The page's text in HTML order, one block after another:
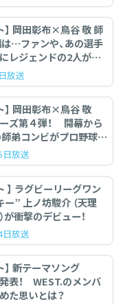
】 岡田彰布×鳥谷 敬 師
…ファンや、あの選手
レジェンドの2人が答
放送
】 岡田彰布×鳥谷 敬
ズ第４弾！ 開幕から
弟コンビがプロ野球を
日放送
ワン
” 上ノ坊駿介 （天理
が衝撃のデビュー！
日放送
ング
発表！ WEST.のメンバ
た思いとは？